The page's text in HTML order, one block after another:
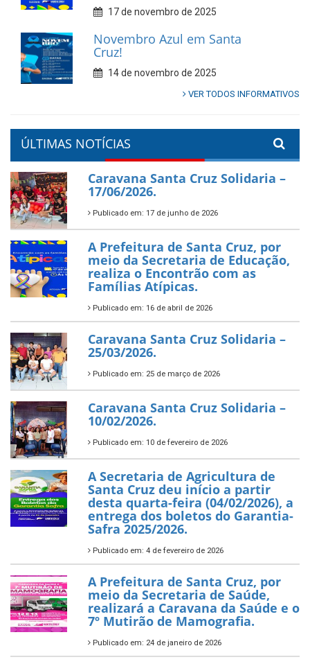
17 de novembro de 2025
Novembro Azul em Santa
Cruz!
14 de novembro de 2025
VER TODOS INFORMATIVOS
ÚLTIMAS NOTÍCIAS
Caravana Santa Cruz Solidaria –
17/06/2026.
Publicado em: 17 de junho de 2026
A Prefeitura de Santa Cruz, por
meio da Secretaria de Educação,
realiza o Encontrão com as
Famílias Atípicas.
Publicado em: 16 de abril de 2026
Caravana Santa Cruz Solidaria –
25/03/2026.
Publicado em: 25 de março de 2026
Caravana Santa Cruz Solidaria –
10/02/2026.
Publicado em: 10 de fevereiro de 2026
A Secretaria de Agricultura de
Santa Cruz deu início a partir
desta quarta-feira (04/02/2026), a
entrega dos boletos do Garantia-
Safra 2025/2026.
Publicado em: 4 de fevereiro de 2026
A Prefeitura de Santa Cruz, por
meio da Secretaria de Saúde,
realizará a Caravana da Saúde e o
7º Mutirão de Mamografia.
Publicado em: 24 de janeiro de 2026